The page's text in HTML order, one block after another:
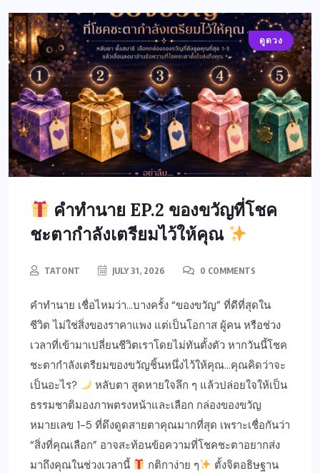
ดูดวง
คำทำนาย EP.2 ของขวัญที่โชค
ชะตากำลังเตรียมไว้ให้คุณ
TATONT JULY 31, 2026 0 COMMENTS
คำทำนาย เชื่อไหมว่า…บางครั้ง “ของขวัญ” ที่ดีที่สุดใน
ชีวิต ไม่ใช่สิ่งของราคาแพง แต่เป็นโอกาส ผู้คน หรือช่วง
เวลาที่เข้ามาเปลี่ยนชีวิตเราโดยไม่ทันตั้งตัว หากวันนี้โชค
ชะตากำลังเตรียมของขวัญชิ้นหนึ่งไว้ให้คุณ…คุณคิดว่าจะ
เป็นอะไร?
หลับตา สูดหายใจลึก ๆ แล้วปล่อยใจให้เป็น
ธรรมชาติมองภาพตรงหน้าและเลือก กล่องของขวัญ
หมายเลข 1-5 ที่ดึงดูดสายตาคุณมากที่สุด เพราะเชื่อกันว่า
“สิ่งที่คุณเลือก” อาจสะท้อนข้อความที่โชคชะตาอยากส่ง
มาถึงคุณในช่วงเวลานี้
กติกาง่าย ๆ
ตั้งจิตอธิษฐาน